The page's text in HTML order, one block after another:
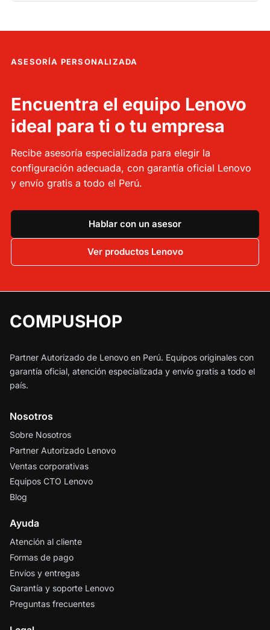
ASESORÍA PERSONALIZADA
Encuentra el equipo Lenovo
ideal para ti o tu empresa
Recibe asesoría especializada para elegir la
configuración adecuada, con garantía oficial Lenovo
y envío gratis a todo el Perú.
Hablar con un asesor
Ver productos Lenovo
COMPUSHOP
Partner Autorizado de Lenovo en Perú. Equipos originales con
garantía oficial, atención especializada y envío gratis a todo el
país.
Nosotros
Sobre Nosotros
Partner Autorizado Lenovo
Ventas corporativas
Equipos CTO Lenovo
Blog
Ayuda
Atención al cliente
Formas de pago
Envíos y entregas
Garantía y soporte Lenovo
Preguntas frecuentes